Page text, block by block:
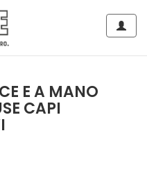
E A MANO
CAPI